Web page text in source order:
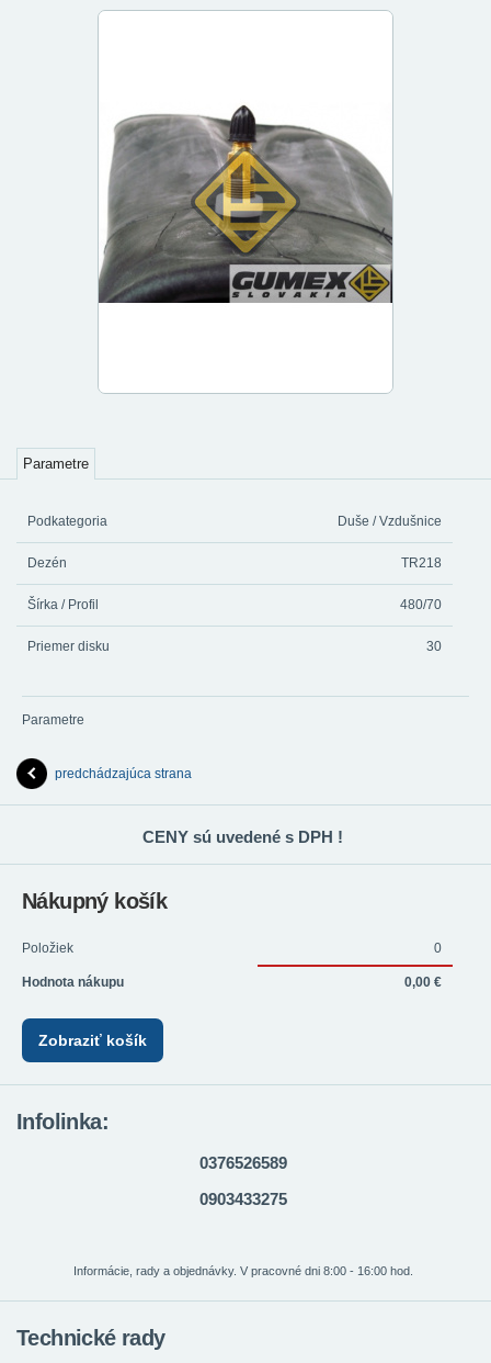
Parametre
Podkategoria Duše / Vzdušnice
Dezén TR218
Šírka / Profil 480/70
Priemer disku 30
Parametre
predchádzajúca strana
CENY sú uvedené s DPH !
Nákupný košík
Položiek 0
Hodnota nákupu 0,00 €
Zobraziť košík
Infolinka:
0376526589
0903433275
Informácie, rady a objednávky. V pracovné dni 8:00 - 16:00 hod.
Technické rady